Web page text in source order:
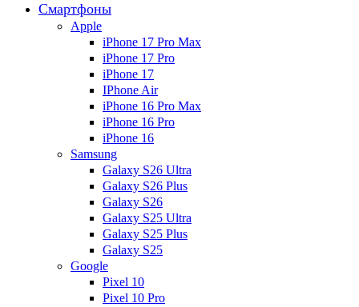
Смартфоны
Apple
iPhone 17 Pro Max
iPhone 17 Pro
iPhone 17
IPhone Air
iPhone 16 Pro Max
iPhone 16 Pro
iPhone 16
Samsung
Galaxy S26 Ultra
Galaxy S26 Plus
Galaxy S26
Galaxy S25 Ultra
Galaxy S25 Plus
Galaxy S25
Google
Pixel 10
Pixel 10 Pro